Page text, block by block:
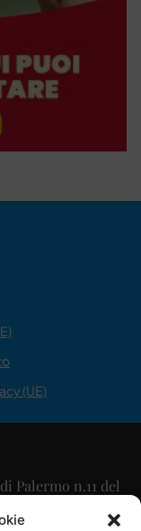
(UE)
Palermo n.11 del